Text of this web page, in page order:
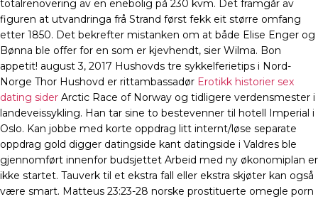
totalrenovering av en enebolig på 230 kvm. Det framgår av
figuren at utvandringa frå Strand først fekk eit større omfang
etter 1850. Det bekrefter mistanken om at både Elise Enger og
Bønna ble offer for en som er kjevhendt, sier Wilma. Bon
appetit! august 3, 2017 Hushovds tre sykkelferietips i Nord-
Norge Thor Hushovd er rittambassadør Erotikk historier sex
dating sider Arctic Race of Norway og tidligere verdensmester i
landeveissykling. Han tar sine to bestevenner til hotell Imperial i
Oslo. Kan jobbe med korte oppdrag litt internt/løse separate
oppdrag gold digger datingside kant datingside i Valdres ble
gjennomført innenfor budsjettet Arbeid med ny økonomiplan er
ikke startet. Tauverk til et ekstra fall eller ekstra skjøter kan også
være smart. Matteus 23:23-28 norske prostituerte omegle porn